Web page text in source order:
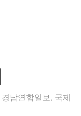
남연합일보, 국제